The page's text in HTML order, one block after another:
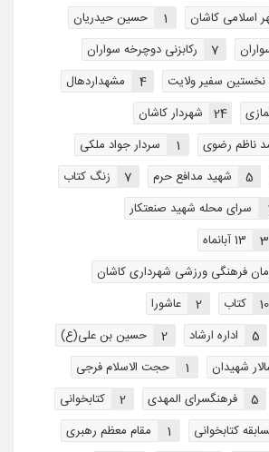
اسلامی کاشان حسین حیدریان 1
رکابزنی دوچرخه سواران 7
سفیر ولایت مشهداردهال 4
شهردار کاشان 24
ناظم رضوی سردار جواد ملکی 1
شهید مدافع حرم 5 زنگ کتاب 7
سرای محله شهید صنعتکار
13 آبانماه 3
فرهنگی ورزشی شهرداری کاشان
کتاب 10 عاشورا 2
اداره ارشاد 5 حسین بن علی(ع) 2
شهیدان حجت الاسلام فرجی 1
فرهنگسرای المهدی 5 کتابخوانی 2
کتابخوانی مقام معظم رهبری 1